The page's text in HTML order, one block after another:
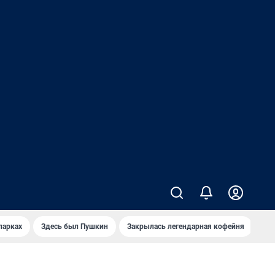
Здесь был Пушкин Закрылась легендарная кофейня